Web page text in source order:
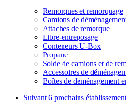
Remorques et remorquage
Camions de
Attaches de remorque
Libre-entreposage
Conteneurs U-Box
Propane
Solde de camions et de
Accessoires de
Boîtes de déménagement
Suivant 6 prochains